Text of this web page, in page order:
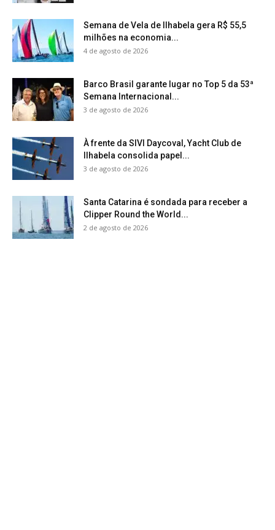
Semana de Vela de Ilhabela gera R$ 55,5
milhões na economia...
4 de agosto de 2026
Barco Brasil garante lugar no Top 5 da 53ª
Semana Internacional...
3 de agosto de 2026
À frente da SIVI Daycoval, Yacht Club de
Ilhabela consolida papel...
3 de agosto de 2026
Santa Catarina é sondada para receber a
Clipper Round the World...
2 de agosto de 2026